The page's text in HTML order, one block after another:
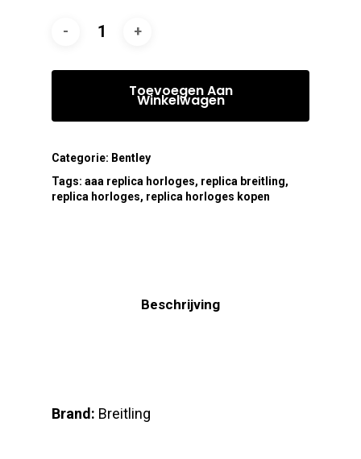
Toevoegen Aan
Winkelwagen
Categorie: Bentley
Tags: aaa replica horloges, replica breitling,
replica horloges, replica horloges kopen
Beschrijving
Brand: Breitling